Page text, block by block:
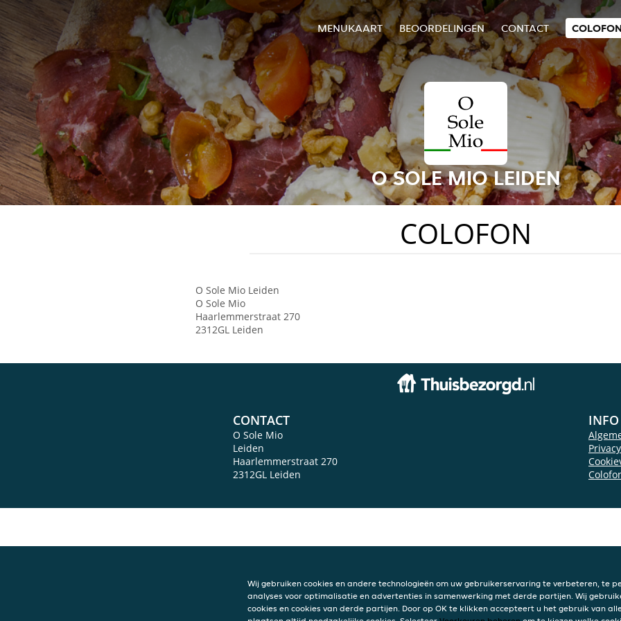
MENUKAART BEOORDELINGEN CONTACT
O SOLE MIO LEIDEN
COLOFON
O Sole Mio Leiden
O Sole Mio
Haarlemmerstraat 270
2312GL Leiden
CONTACT
O Sole Mio
Leiden
Haarlemmerstraat 270
2312GL Leiden
INFO
Wij gebruiken cookies en andere technologieën om uw gebruikerservaring te verbeteren, te
analyses voor optimalisatie en advertenties in samenwerking met derde partijen. Wij
cookies en cookies van derde partijen. Door op OK te klikken accepteert u het gebruik van